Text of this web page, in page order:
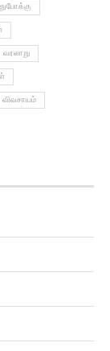
வரலாறு
விவசாயம்